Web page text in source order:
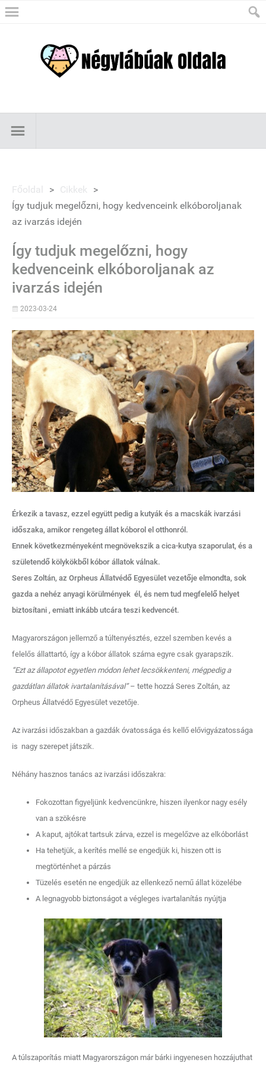
Főoldal > Cikkek
>
Így tudjuk megelőzni, hogy kedvenceink elkóboroljanak
az ivarzás idején
Így tudjuk megelőzni, hogy
kedvenceink elkóboroljanak az
ivarzás idején
2023-03-24
Érkezik a tavasz, ezzel együtt pedig a kutyák és a macskák ivarzási
időszaka, amikor rengeteg állat kóborol el otthonról.
Ennek következményeként megnövekszik a cica-kutya szaporulat, és a
születendő kölykökből kóbor állatok válnak.
Seres Zoltán, az Orpheus Állatvédő Egyesület vezetője elmondta, sok
gazda a nehéz anyagi körülmények él, és nem tud megfelelő helyet
biztosítani , emiatt inkább utcára teszi kedvencét.
Magyarországon jellemző a túltenyésztés, ezzel szemben kevés a
felelős állattartó, így a kóbor állatok száma egyre csak gyarapszik.
“Ezt az állapotot egyetlen módon lehet lecsökkenteni, mégpedig a
gazdátlan állatok ivartalanításával”– tette hozzá Seres Zoltán, az
Orpheus Állatvédő Egyesület vezetője.
Az ivarzási időszakban a gazdák óvatossága és kellő elővigyázatossága
is nagy szerepet játszik.
Néhány hasznos tanács az ivarzási időszakra:
Fokozottan figyeljünk kedvencünkre, hiszen ilyenkor nagy esély
van a szökésre
A kaput, ajtókat tartsuk zárva, ezzel is megelőzve az elkóborlást
Ha tehetjük, a kerítés mellé se engedjük ki, hiszen ott is
megtörténhet a párzás
Tüzelés esetén ne engedjük az ellenkező nemű állat közelébe
A legnagyobb biztonságot a végleges ivartalanítás nyújtja
A túlszaporítás miatt Magyarországon már bárki ingyenesen hozzájuthat